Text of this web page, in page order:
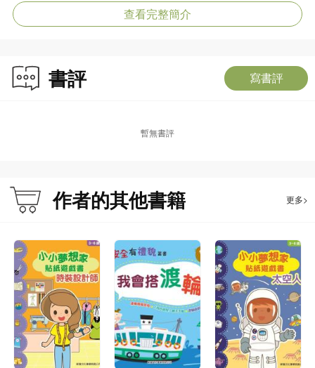
查看完整簡介
書評 寫書評
暫無書評
作者的其他書籍 更多>